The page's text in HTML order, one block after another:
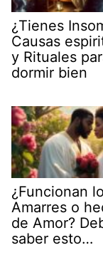
¿Tienes
Causas
y Rituales
dormir bien
¿Funcionan
Amarres o
de Amor?
saber esto…